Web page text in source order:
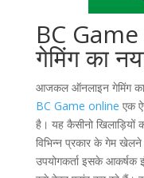
BC Game
गेमिंग का
आजकल ऑनलाइन गेमिंग
BC Game online एक
है। यह कैसीनो
विभिन्न प्रकार के गेम
उपयोगकर्ता इसके आकर्षक